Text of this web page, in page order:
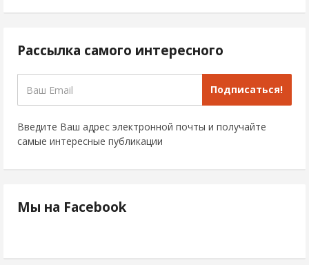
Рассылка самого интересного
Подписаться!
Введите Ваш адрес электронной почты и получайте
самые интересные публикации
Мы на Facebook